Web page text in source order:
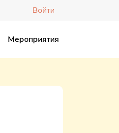
Войти
Мероприятия